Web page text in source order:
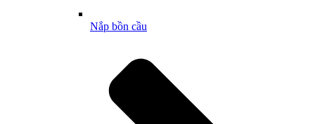
Nắp bồn cầu